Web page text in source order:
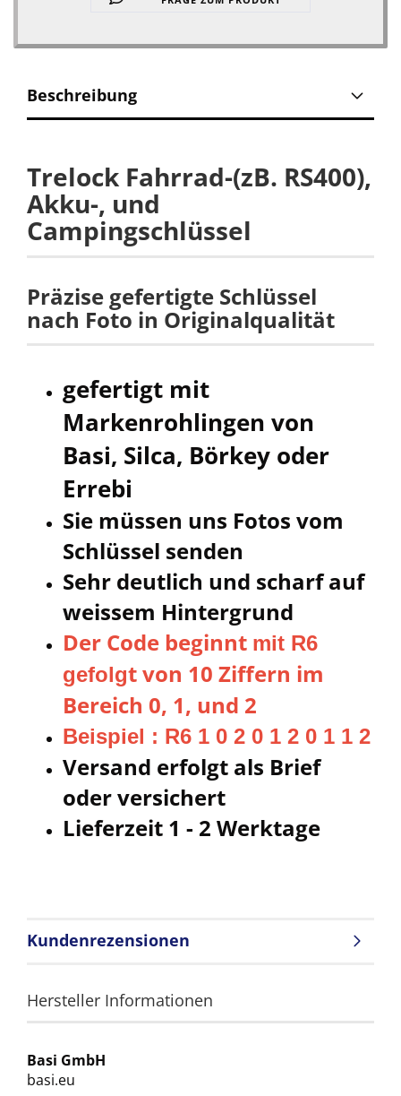
Beschreibung
Trelock Fahrrad-(zB. RS400),
Akku-, und
Campingschlüssel
Präzise gefertigte Schlüssel
nach Foto in Originalqualität
gefertigt mit
Markenrohlingen von
Basi, Silca, Börkey oder
Errebi
Sie müssen uns Fotos vom
Schlüssel senden
Sehr deutlich und scharf auf
weissem Hintergrund
Der Code beginnt mit R6
gefolgt von 10 Ziffern im
Bereich 0, 1, und 2
Beispiel : R6 1 0 2 0 1 2 0 1 1 2
Versand erfolgt als Brief
oder versichert
Lieferzeit 1 - 2 Werktage
Kundenrezensionen
Hersteller Informationen
Basi GmbH
basi.eu